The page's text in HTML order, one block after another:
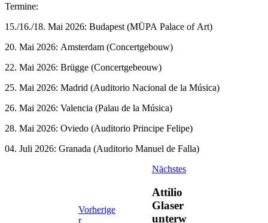
Termine:
15./16./18. Mai 2026: Budapest (MÜPA Palace of Art)
20. Mai 2026: Amsterdam (Concertgebouw)
22. Mai 2026: Brügge (Concertgebeouw)
25. Mai 2026: Madrid (Auditorio Nacional de la Música)
26. Mai 2026: Valencia (Palau de la Música)
28. Mai 2026: Oviedo (Auditorio Principe Felipe)
04. Juli 2026: Granada (Auditorio Manuel de Falla)
Vorherige
r
Nächstes
Attilio
Glaser
unterw